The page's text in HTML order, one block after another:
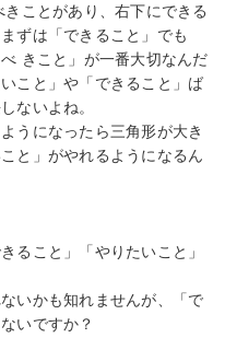
きことがあり、右下にできる
ずは「できること」でも
きこと」が一番大切なんだ
こと」や「できること」ば
ないよね。
うになったら三角形が大き
と」がやれるようになるん
ること」「やりたいこと」
いかも知れませんが、「で
いですか？